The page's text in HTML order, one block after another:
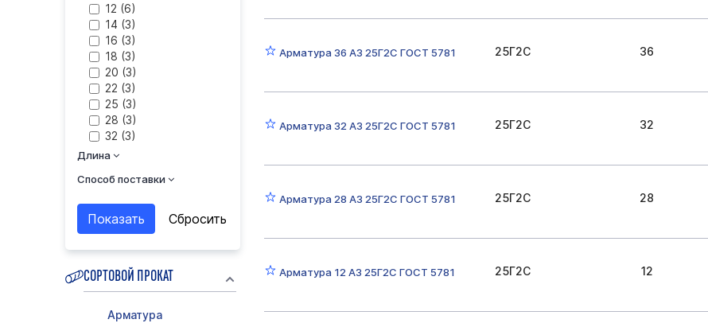
12 (6)
14 (3)
16 (3)
18 (3)
20 (3)
22 (3)
25 (3)
28 (3)
32 (3)
36 (
6 (6)
Длина
Способ поставки
СОРТОВОЙ ПРОКАТ
Арматура
Арматура 36 А3 25Г2С ГОСТ 5781 25Г2С 36
Арматура 32 А3 25Г2С ГОСТ 5781 25Г2С 32
Арматура 28 А3 25Г2С ГОСТ 5781 25Г2С 28
Арматура 12 А3 25Г2С ГОСТ 5781 25Г2С 12